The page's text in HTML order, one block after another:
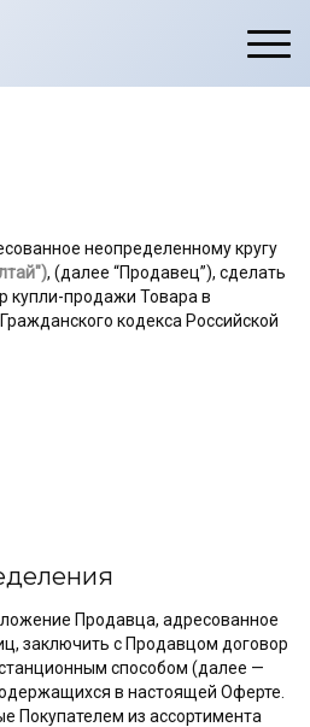
неопределенному кругу
, (далее “Продавец”), сделать
купли-продажи Товара в
кодекса Российской
Продавца, адресованное
заключить с Продавцом договор
способом (далее —
в настоящей Оферте.
Покупателем из ассортимента